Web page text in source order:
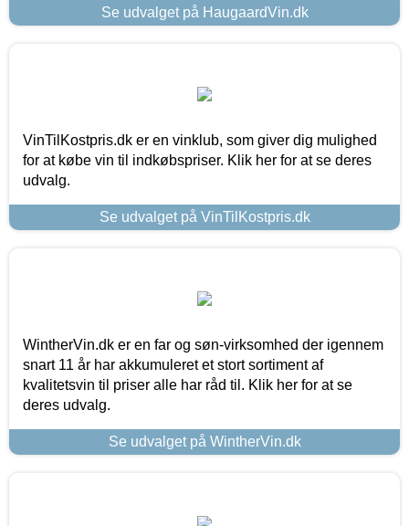
Se udvalget på HaugaardVin.dk
VinTilKostpris.dk er en vinklub, som giver dig mulighed
for at købe vin til indkøbspriser. Klik her for at se deres
udvalg.
Se udvalget på VinTilKostpris.dk
WintherVin.dk er en far og søn-virksomhed der igennem
snart 11 år har akkumuleret et stort sortiment af
kvalitetsvin til priser alle har råd til. Klik her for at se
deres udvalg.
Se udvalget på WintherVin.dk